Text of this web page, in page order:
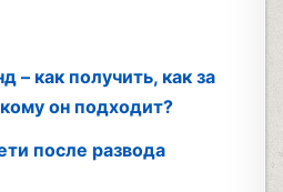
– как получить, как за
он подходит?
после развода